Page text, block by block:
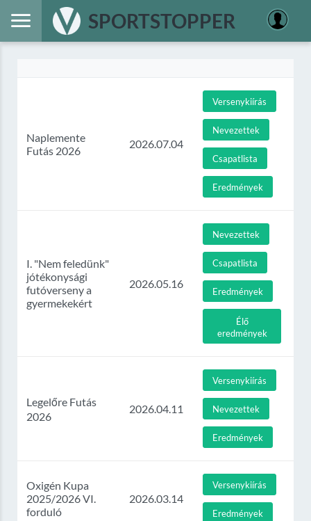
SPORTSTOPPER
Naplemente
Futás 2026
2026.07.04
Versenykiírás
Nevezettek
Csapatlista
Eredmények
I. "Nem feledünk"
jótékonysági
futóverseny a
gyermekekért
2026.05.16
Nevezettek
Csapatlista
Eredmények
Élő
eredmények
Legelőre Futás
2026
2026.04.11
Versenykiírás
Nevezettek
Eredmények
Oxigén Kupa
2025/2026 VI.
forduló
2026.03.14
Versenykiírás
Eredmények